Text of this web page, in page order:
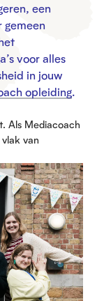
een
voor alles
in jouw
opleiding.
Als Mediacoach
van